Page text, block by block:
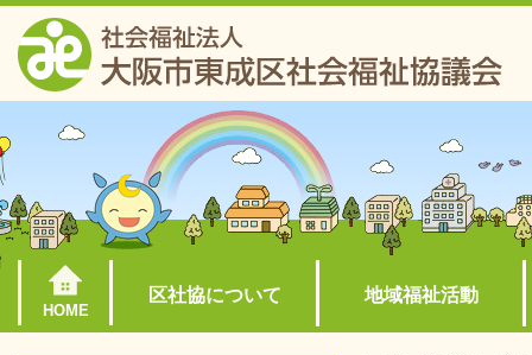
HOME
区社協について 地域福祉活動